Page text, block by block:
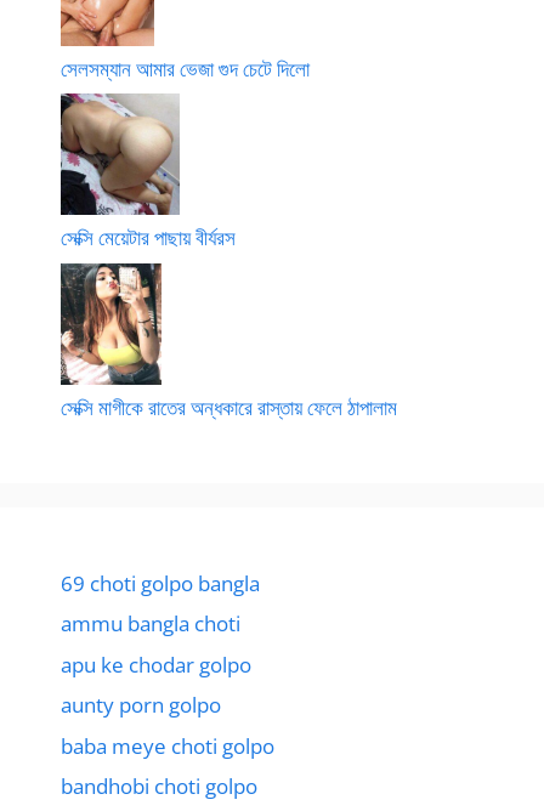
সেলসম্যান আমার ভেজা গুদ চেটে দিলো
সেক্সি মেয়েটার পাছায় বীর্যরস
সেক্সি মাগীকে রাতের অন্ধকারে রাস্তায় ফেলে ঠাপালাম
69 choti golpo bangla
ammu bangla choti
apu ke chodar golpo
aunty porn golpo
baba meye choti golpo
bandhobi choti golpo